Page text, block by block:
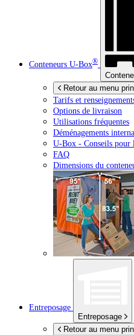
Conteneurs U-Box®
Retour au menu
Tarifs et
Options de livraison
Utilisations fréquentes
Déménagements
U-Box - Conseils pour
FAQ
Dimensions du
Entreposage
Entreposage
Retour au menu